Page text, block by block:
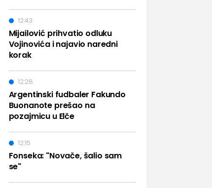
Mijailović prihvatio odluku
Vojinovića i najavio naredni
korak
12:43
Argentinski fudbaler Fakundo
Buonanote prešao na
pozajmicu u Elče
12:28
Fonseka: "Novače, šalio sam
se"
12:15